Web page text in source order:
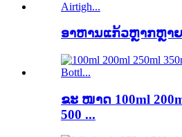
ອາຫານແກ້ວຫຼາກຫຼາ
ຂະ ໜາດ 100ml
500 ...